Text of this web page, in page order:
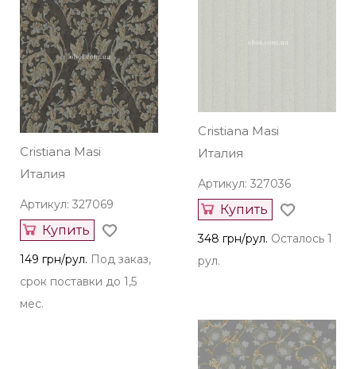
Cristiana Masi
Италия
Артикул: 327069
Купить
149 грн/рул. Под заказ,
срок поставки до 1,5
мес.
Cristiana Masi
Италия
Артикул: 327036
Купить
348 грн/рул. Осталось 1
рул.